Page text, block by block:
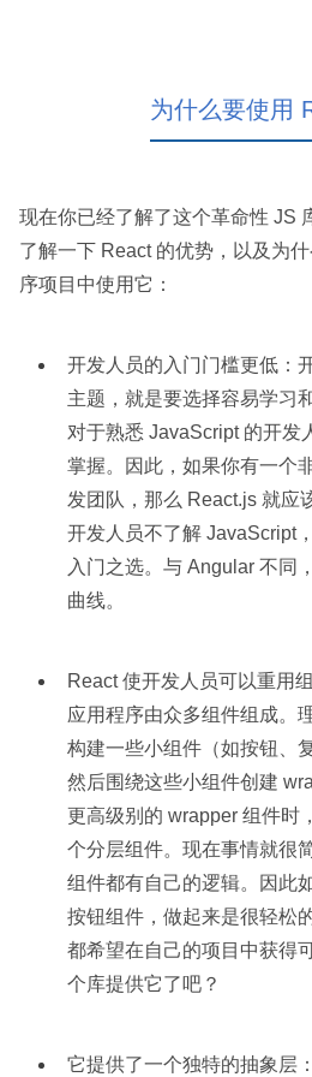
为什么要使用
现在你已经了解了这个革命性 JS
了解一下 React 的优势，以及为
序项目中使用它：
开发人员的入门门槛更低：
主题，就是要选择容易学习
对于熟悉 JavaScript 的开发
掌握。因此，如果你有一个
发团队，那么 React.js 就应
开发人员不了解 JavaScript
入门之选。与 Angular 不同
曲线。
React 使开发人员可以重用
应用程序由众多组件组成。
构建一些小组件（如按钮、
然后围绕这些小组件创建
更高级别的 wrapper 组件时
个分层组件。现在事情就很
组件都有自己的逻辑。因此
按钮组件，做起来是很轻松
都希望在自己的项目中获得
个库提供它了吧？
它提供了一个独特的抽象层